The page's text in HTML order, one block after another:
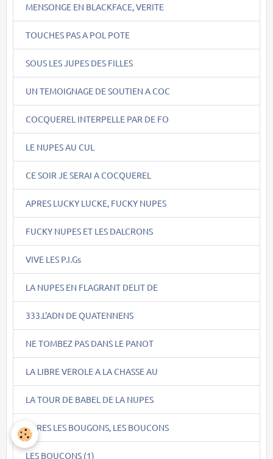
MENSONGE EN BLACKFACE, VERITE
TOUCHES PAS A POL POTE
SOUS LES JUPES DES FILLES
UN TEMOIGNAGE DE SOUTIEN A COC
COCQUEREL INTERPELLE PAR DE FO
LE NUPES AU CUL
CE SOIR JE SERAI A COCQUEREL
APRES LUCKY LUCKE, FUCKY NUPES
FUCKY NUPES ET LES DALCRONS
VIVE LES P.I.Gs
LA NUPES EN FLAGRANT DELIT DE
333.L'ADN DE QUATENNENS
NE TOMBEZ PAS DANS LE PANOT
LA LIBRE VEROLE A LA CHASSE AU
LA TOUR DE BABEL DE LA NUPES
APRES LES BOUGONS, LES BOUCONS
LES BOUCONS (1)